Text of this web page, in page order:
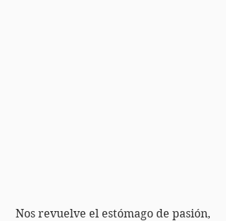
Nos revuelve el estómago de pasión,